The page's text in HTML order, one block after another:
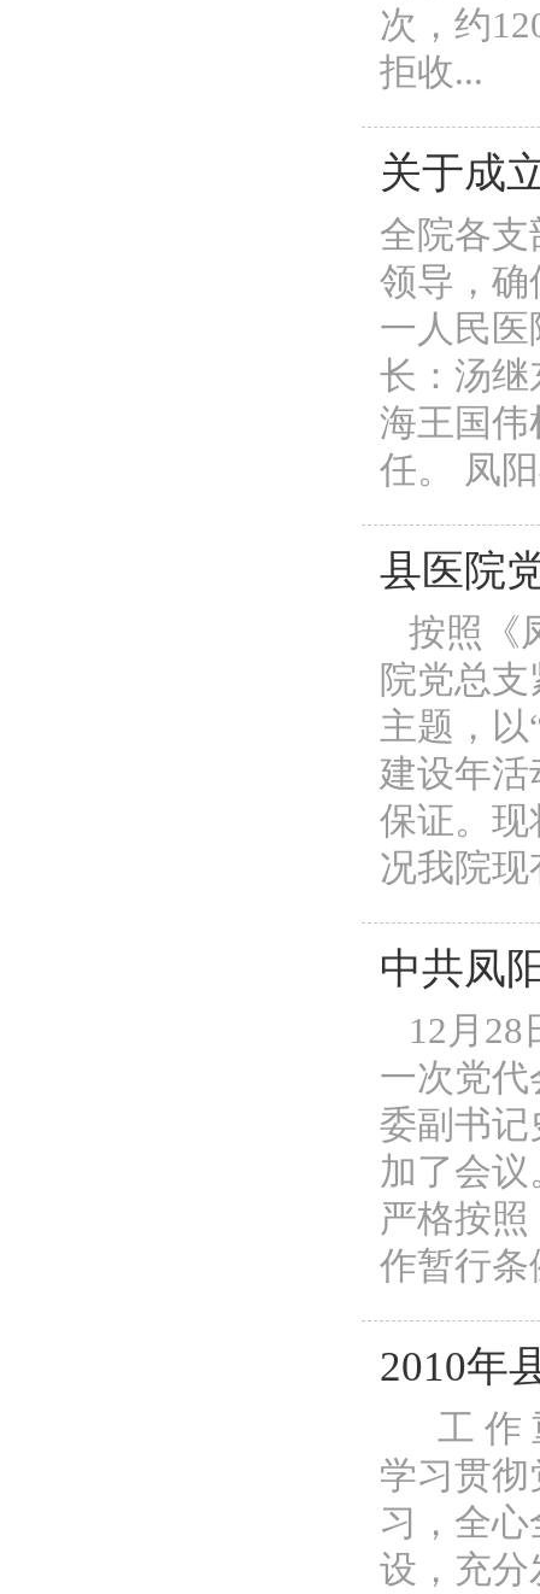
次，约
拒收...
关于成
全院各
领导，确
一人民
长：汤继
海王国伟
任。 凤
县医院
按照《
院党总
主题，
建设年
保证。
况我院现
中共凤
12月28
一次党
委副书记
加了会
严格按
作暂行条
2010年
工 作
学习贯彻
习，全
设，充分